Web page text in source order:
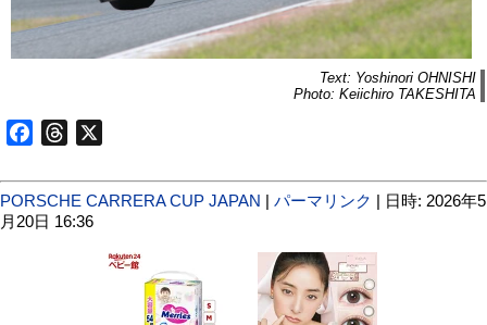
Text: Yoshinori OHNISHI
Photo: Keiichiro TAKESHITA
FacebookThreads
PORSCHE CARRERA CUP JAPAN | パーマリンク | 日時: 2026年5
月20日 16:36